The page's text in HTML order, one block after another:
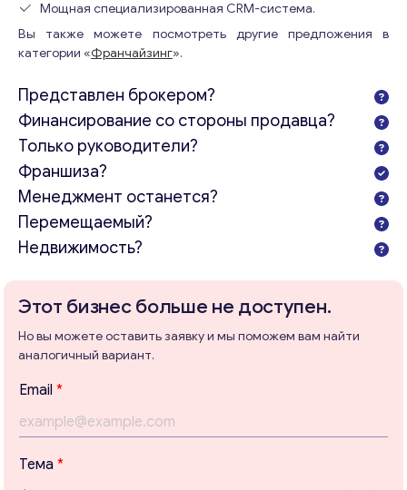
ближайшее время.
Ваши комментарии*
Мощная специализированная CRM-система.
Вы также можете посмотреть другие предложения в
категории «Франчайзинг».
Представлен брокером?
Финансирование со стороны продавца?
Только руководители?
Франшиза?
Менеджмент останется?
Перемещаемый?
Недвижимость?
Этот бизнес больше не доступен.
Но вы можете оставить заявку и мы поможем вам найти
аналогичный вариант.
Email *
с
о
Тема *